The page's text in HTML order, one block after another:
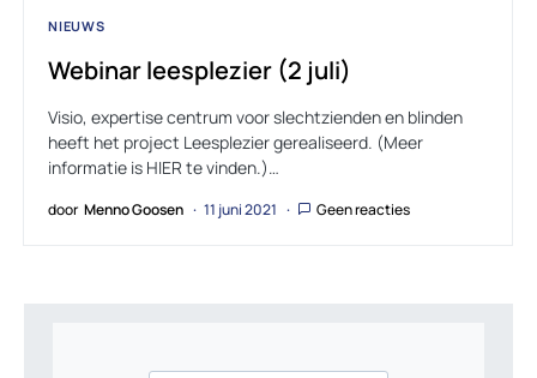
NIEUWS
Webinar leesplezier (2 juli)
Visio, expertise centrum voor slechtzienden en blinden
heeft het project Leesplezier gerealiseerd. (Meer
informatie is HIER te vinden.)…
door Menno Goosen 11 juni 2021 Geen reacties